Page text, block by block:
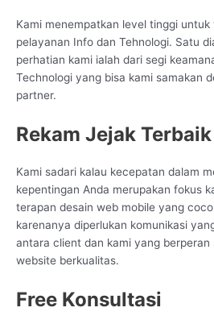
Kami menempatkan level tinggi
pelayanan Info dan Tehnologi. Satu
perhatian kami ialah dari segi
Technologi yang bisa kami samakan
partner.
Rekam Jejak Terbaik
Kami sadari kalau kecepatan dalam
kepentingan Anda merupakan fokus
terapan desain web mobile yang
karenanya diperlukan komunikasi
antara client dan kami yang berperan
website berkualitas.
Free Konsultasi